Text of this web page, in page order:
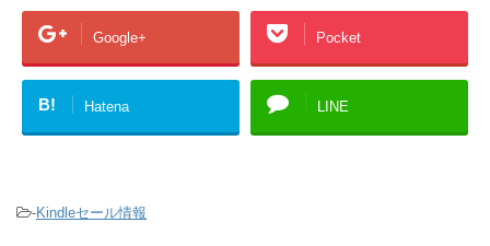
Google+ Pocket
B! Hatena LINE
-Kindleセール情報